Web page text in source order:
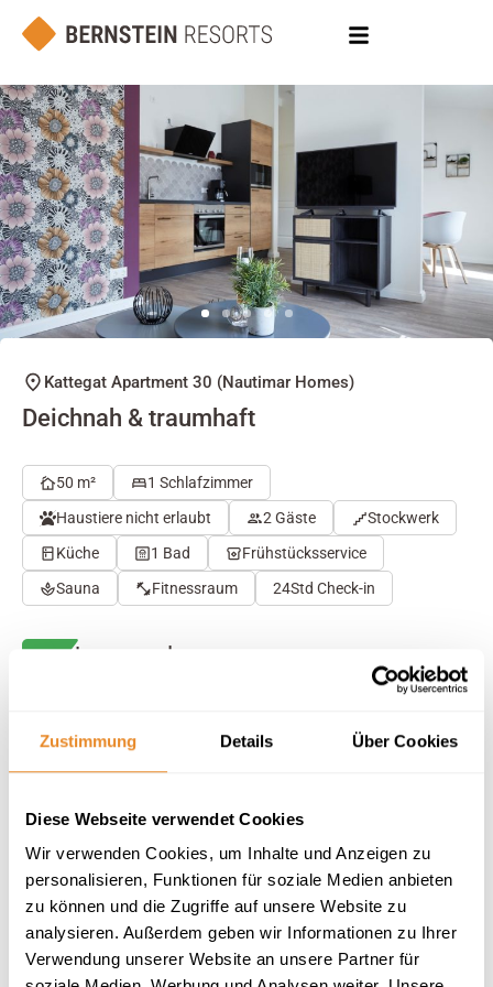
Zustimmung Details Über Cookies
Diese Webseite verwendet Cookies
Wir verwenden Cookies, um Inhalte und Anzeigen zu
personalisieren, Funktionen für soziale Medien anbieten
zu können und die Zugriffe auf unsere Website zu
analysieren. Außerdem geben wir Informationen zu Ihrer
Verwendung unserer Website an unsere Partner für
Kattegat Apartment 30 (Nautimar Homes)
Deichnah & traumhaft
50 m²
1 Schlafzimmer
Haustiere nicht erlaubt
2 Gäste
Stockwerk
Küche
1 Bad
Frühstücksservice
Sauna
Fitnessraum 24Std Check-in
Herausragend
Auf die Merkliste
Ausstattung
32 Bewertungen